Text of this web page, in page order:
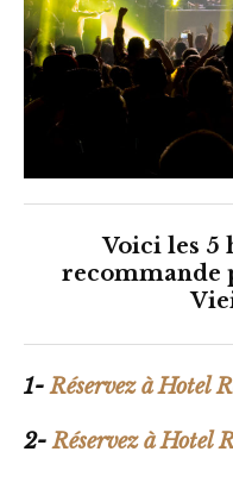
Voici les 5
recommande
1-Réservez à Hotel
2- Réservez à Hotel